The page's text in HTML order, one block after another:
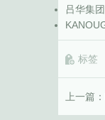
吕华集
标签
上一篇：